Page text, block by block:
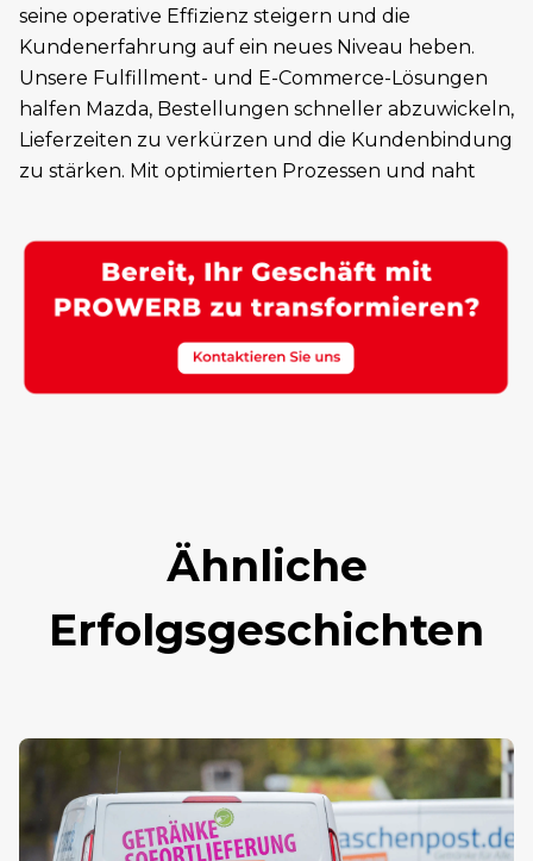
seine operative Effizienz steigern und die
Kundenerfahrung auf ein neues Niveau heben.
Unsere Fulfillment- und E-Commerce-Lösungen
halfen Mazda, Bestellungen schneller abzuwickeln,
Lieferzeiten zu verkürzen und die Kundenbindung
zu stärken. Mit optimierten Prozessen und naht
Ähnliche
Erfolgsgeschichten